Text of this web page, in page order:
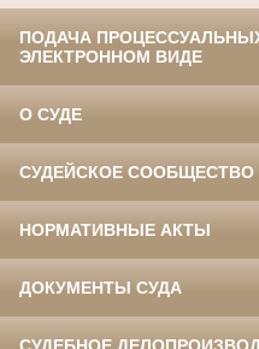
ПОДАЧА
ЭЛЕКТРОННОМ ВИДЕ
О СУДЕ
СУДЕЙСКОЕ СООБЩЕСТВО
НОРМАТИВНЫЕ АКТЫ
ДОКУМЕНТЫ СУДА